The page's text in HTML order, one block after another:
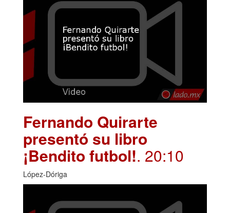
Fernando Quirarte
presentó su libro
¡Bendito futbol!. 20:10
López-Dóriga